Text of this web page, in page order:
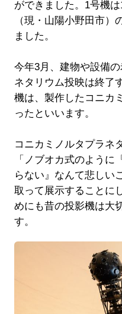
ができました。1号機は
（現・山陽小野田市
ました。
今年3月、建物や設備
ネタリウム投映は終了
機は、製作したコニカ
ったといいます。
コニカミノルタプラネ
「ノブオカ式のよう
らない』なんて悲しい
取って展示することに
めにも昔の投影機は大
す。